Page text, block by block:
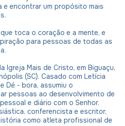
e encontrar um propósito mais
toca o coração e a mente, e
para pessoas de todas as
Igreja Mais de Cristo, em Biguaçu,
(SC). Casado com Letícia
Dé - bora, assumiu o
pessoas ao desenvolvimento de
e diário com o Senhor.
conferencista e escritor,
como atleta profissional de